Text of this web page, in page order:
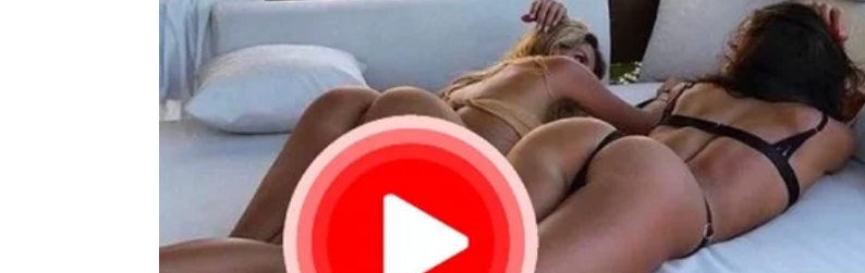
Ovo je vreme kada Bik može osetiti veliko olakšanje. Kao da se teret koji je dugo nosio polako
skida sa njegovih leđa.
LJUBAV – SRCE KOJE ZASLUŽUJE MIR
U ljubavnom životu Bik je znak koji traži sigurnost, poštovanje i iskrenost. On ne voli igre i ne
veruje u površne emocije. Kada voli, voli ozbiljno i dugoročno.
Zbog toga su razočaranja u ljubavi za Bika posebno bolna.